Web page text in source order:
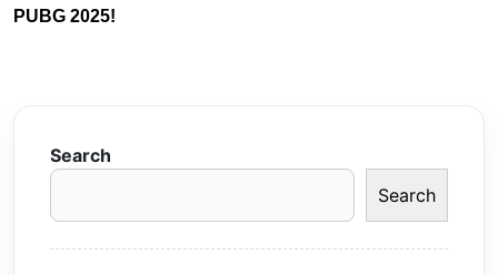
PUBG 2025!
Search
Search